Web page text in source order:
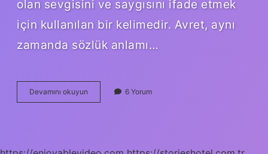
olan sevgisini ve saygısını ifade etmek
için kullanılan bir kelimedir. Avret, aynı
zamanda sözlük anlamı…
Devamını okuyun
ne
6 Yorum